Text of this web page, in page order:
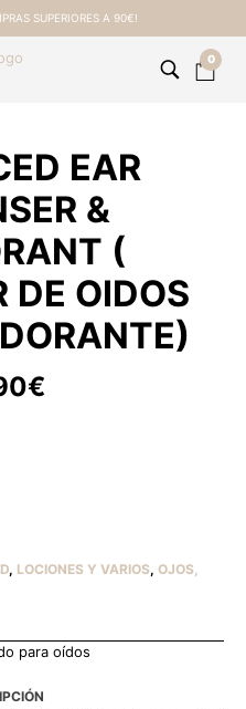
SUPERIORES A 90€!
0
EAR
&
(
DE OIDOS
€
, LOCIONES Y VARIOS, OJOS,
para oídos